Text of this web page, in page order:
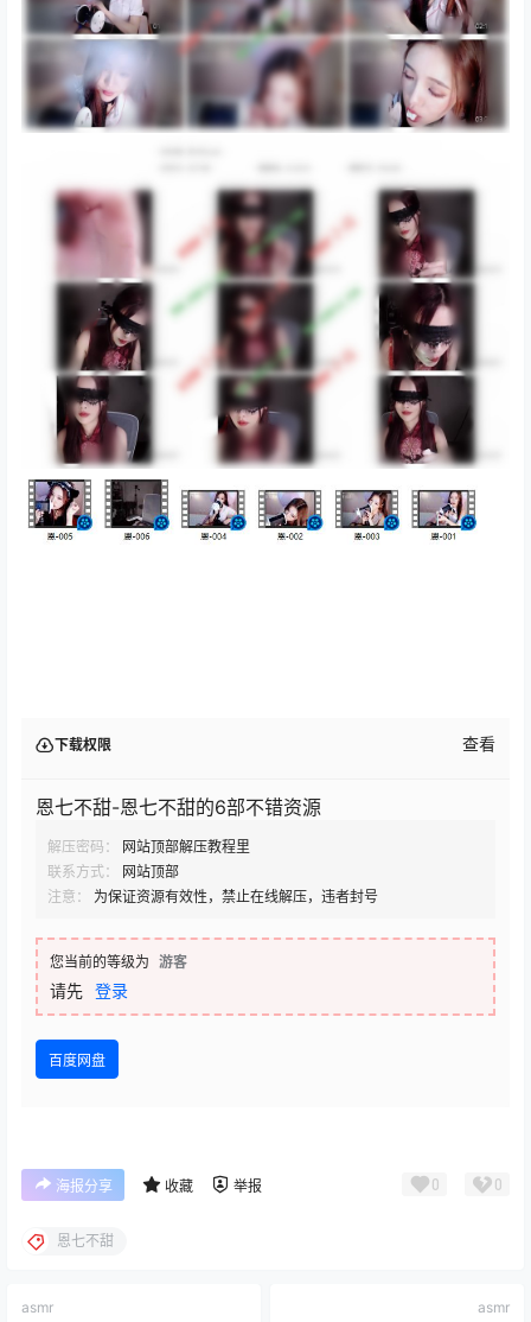
下载权限 查看
恩七不甜-恩七不甜的6部不错资源
解压密码：
网站顶部解压教程里
联系方式：
网站顶部
注意：
为保证资源有效性，禁止在线解压，违者封号
您当前的等级为 游客
请先 登录
百度网盘
海报分享 收藏 举报 0 0
恩七不甜
asmr asmr